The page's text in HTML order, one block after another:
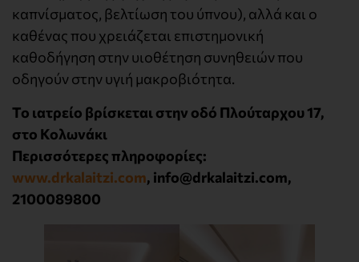
καπνίσματος, βελτίωση του ύπνου), αλλά και ο
καθένας που χρειάζεται επιστημονική
καθοδήγηση στην υιοθέτηση συνηθειών που
οδηγούν στην υγιή μακροβιότητα.
Το ιατρείο βρίσκεται στην οδό Πλούταρχου 17,
στο Κολωνάκι
Περισσότερες πληροφορίες:
www.drkalaitzi.com, info@drkalaitzi.com,
2100089800